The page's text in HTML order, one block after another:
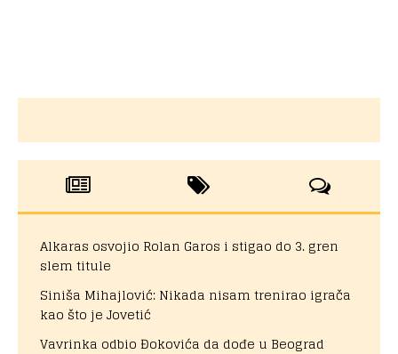
Alkaras osvojio Rolan Garos i stigao do 3. gren
slem titule
Siniša Mihajlović: Nikada nisam trenirao igrača
kao što je Jovetić
Vavrinka odbio Đokovića da dođe u Beograd